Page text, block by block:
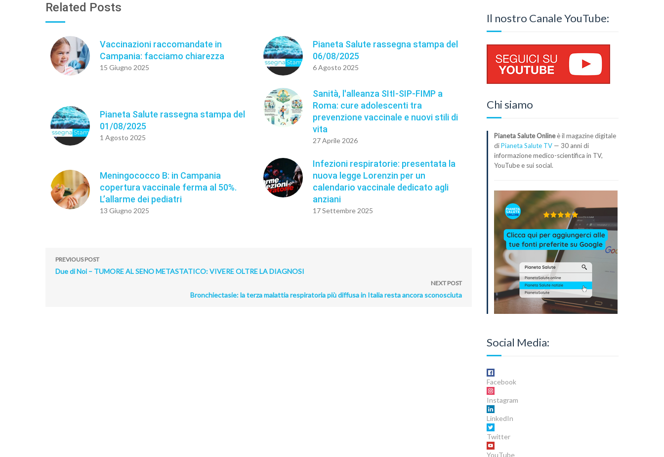
Related Posts
Vaccinazioni raccomandate in
Campania: facciamo chiarezza
15 Giugno 2025
Pianeta Salute rassegna stampa del
06/08/2025
6 Agosto 2025
Pianeta Salute rassegna stampa del
01/08/2025
1 Agosto 2025
Sanità, l'alleanza SItI-SIP-FIMP a
Roma: cure adolescenti tra
prevenzione vaccinale e nuovi stili di
vita
27 Aprile 2026
Meningococco B: in Campania
copertura vaccinale ferma al 50%.
L’allarme dei pediatri
13 Giugno 2025
Infezioni respiratorie: presentata la
nuova legge Lorenzin per un
calendario vaccinale dedicato agli
anziani
17 Settembre 2025
PREVIOUS POST
Due di Noi – TUMORE AL SENO METASTATICO: VIVERE OLTRE LA DIAGNOSI
NEXT POST
Bronchiectasie: la terza malattia respiratoria più diffusa in Italia resta ancora sconosciuta
Il nostro Canale YouTube:
Chi siamo
Pianeta Salute Onlineè il magazine digitale
diPianeta Salute TV— 30 anni di
informazione medico-scientifica in TV,
YouTube e sui social.
Social Media:
Facebook
Instagram
LinkedIn
Twitter
YouTube